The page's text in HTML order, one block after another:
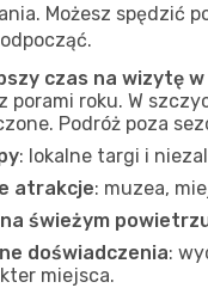
Możesz spędzić
czas na wizytę
porami roku. W
Podróż poza
: lokalne targi i
atrakcje: muzea,
świeżym
doświadczenia:
miejsca.